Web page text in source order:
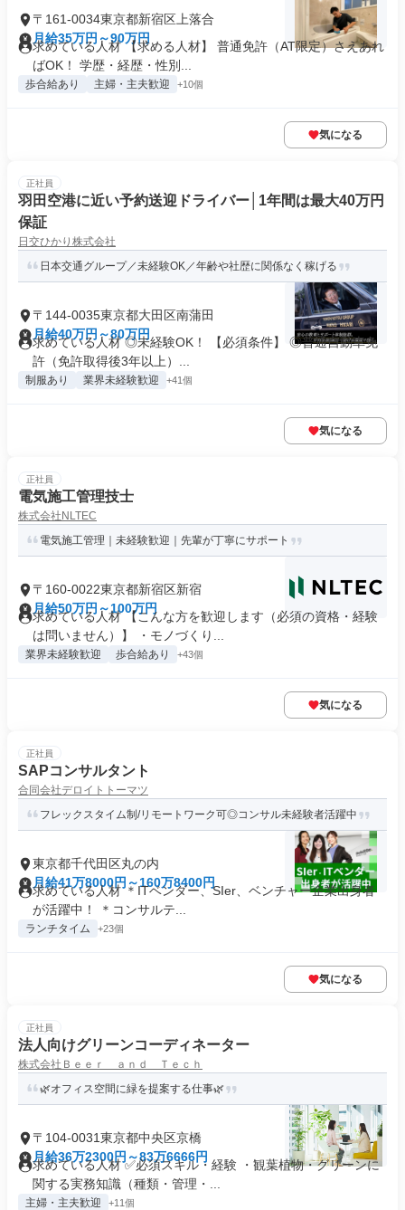
〒161-0034東京都新宿区上落合
月給35万円～90万円
求めている人材 【求める人材】 普通免許（AT限定）さえあれ
ばOK！ 学歴・経歴・性別...
歩合給あり 主婦・主夫歓迎 +10個
気になる
正社員
羽田空港に近い予約送迎ドライバー│1年間は最⼤40万円
保証
日交ひかり株式会社
日本交通グループ／未経験OK／年齢や社歴に関係なく稼げる
〒144-0035東京都大田区南蒲田
月給40万円～80万円
求めている人材 ◎未経験OK！ 【必須条件】 ◎普通自動車免
許（免許取得後3年以上）...
制服あり 業界未経験歓迎 +41個
気になる
正社員
電気施工管理技士
株式会社NLTEC
電気施工管理｜未経験歓迎｜先輩が丁寧にサポート
〒160-0022東京都新宿区新宿
月給50万円～100万円
求めている人材 【こんな方を歓迎します（必須の資格・経験
は問いません）】 ・モノづくり...
業界未経験歓迎 歩合給あり +43個
気になる
正社員
SAPコンサルタント
合同会社デロイトトーマツ
フレックスタイム制/リモートワーク可◎コンサル未経験者活躍中
東京都千代田区丸の内
月給41万8000円～160万8400円
求めている人材 ＊ITベンダー、SIer、ベンチャー企業出身者
が活躍中！ ＊コンサルテ...
ランチタイム +23個
気になる
正社員
法人向けグリーンコーディネーター
株式会社Ｂｅｅｒ ａｎｄ Ｔｅｃｈ
🌿オフィス空間に緑を提案する仕事🌿
〒104-0031東京都中央区京橋
月給36万2300円～83万6666円
求めている人材 ✅必須スキル・経験 ・観葉植物・グリーンに
関する実務知識（種類・管理・...
主婦・主夫歓迎 +11個